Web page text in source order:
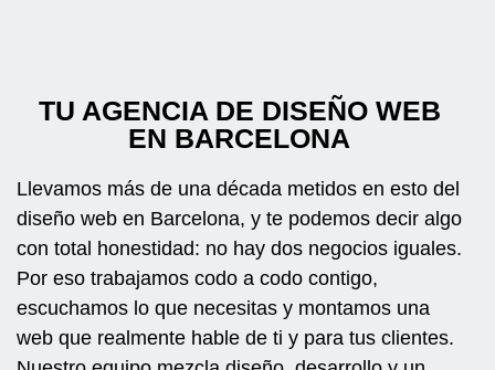
TU AGENCIA DE DISEÑO WEB
EN BARCELONA
Llevamos más de una década metidos en esto del
diseño web en Barcelona, y te podemos decir algo
con total honestidad: no hay dos negocios iguales.
Por eso trabajamos codo a codo contigo,
escuchamos lo que necesitas y montamos una
web que realmente hable de ti y para tus clientes.